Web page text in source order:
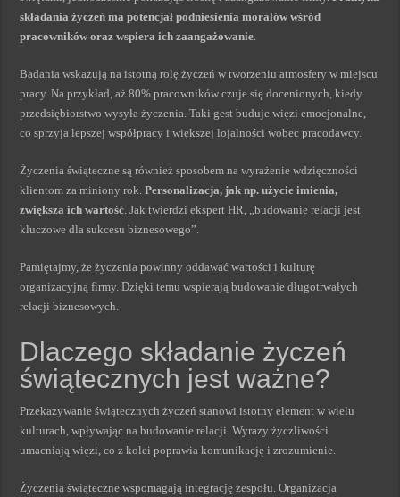
składania życzeń ma potencjał podniesienia moralów wśród
pracowników oraz wspiera ich zaangażowanie.
Badania wskazują na istotną rolę życzeń w tworzeniu atmosfery w miejscu
pracy. Na przykład, aż 80% pracowników czuje się docenionych, kiedy
przedsiębiorstwo wysyła życzenia. Taki gest buduje więzi emocjonalne,
co sprzyja lepszej współpracy i większej lojalności wobec pracodawcy.
Życzenia świąteczne są również sposobem na wyrażenie wdzięczności
klientom za miniony rok.Personalizacja, jak np. użycie imienia,
zwiększa ich wartość. Jak twierdzi ekspert HR, „budowanie relacji jest
kluczowe dla sukcesu biznesowego”.
Pamiętajmy, że życzenia powinny oddawać wartości i kulturę
organizacyjną firmy. Dzięki temu wspierają budowanie długotrwałych
relacji biznesowych.
Dlaczego składanie życzeń
świątecznych jest ważne?
Przekazywanie świątecznych życzeń stanowi istotny element w wielu
kulturach, wpływając na budowanie relacji. Wyrazy życzliwości
umacniają więzi, co z kolei poprawia komunikację i zrozumienie.
Życzenia świąteczne wspomagają integrację zespołu. Organizacja